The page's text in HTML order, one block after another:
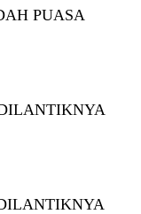
PUASA